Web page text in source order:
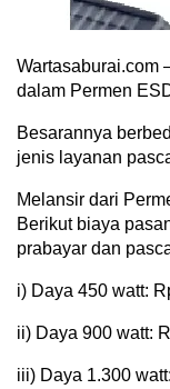
Wartasaburai.com
dalam Permen
Besarannya
jenis layanan
Melansir dari
Berikut biaya
prabayar dan
i) Daya 450 watt:
ii) Daya 900 watt:
iii) Daya 1.300